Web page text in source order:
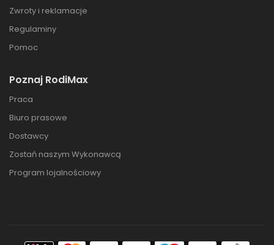
Zwroty i reklamacje
Regulaminy
Pomoc
Poznaj RodiMax
Praca
Biuro prasowe
Dostawcy
Zostań naszym Wykonawcą
Program lojalnościowy